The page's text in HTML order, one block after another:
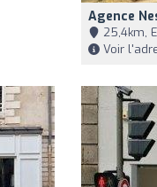
Agence
25,4km,
Voir